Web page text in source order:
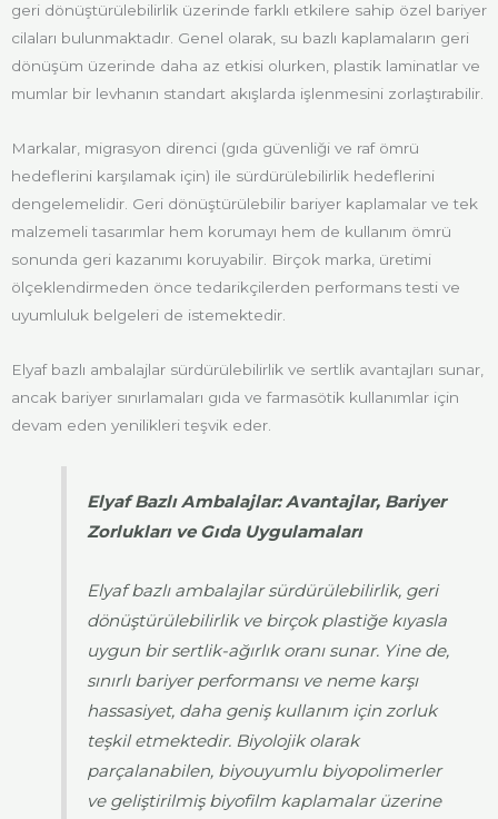
geri dönüştürülebilirlik üzerinde farklı etkilere sahip özel bariyer
cilaları bulunmaktadır. Genel olarak, su bazlı kaplamaların geri
dönüşüm üzerinde daha az etkisi olurken, plastik laminatlar ve
mumlar bir levhanın standart akışlarda işlenmesini zorlaştırabilir.
Markalar, migrasyon direnci (gıda güvenliği ve raf ömrü
hedeflerini karşılamak için) ile sürdürülebilirlik hedeflerini
dengelemelidir. Geri dönüştürülebilir bariyer kaplamalar ve tek
malzemeli tasarımlar hem korumayı hem de kullanım ömrü
sonunda geri kazanımı koruyabilir. Birçok marka, üretimi
ölçeklendirmeden önce tedarikçilerden performans testi ve
uyumluluk belgeleri de istemektedir.
Elyaf bazlı ambalajlar sürdürülebilirlik ve sertlik avantajları sunar,
ancak bariyer sınırlamaları gıda ve farmasötik kullanımlar için
devam eden yenilikleri teşvik eder.
Elyaf Bazlı Ambalajlar: Avantajlar, Bariyer
Zorlukları ve Gıda Uygulamaları
Elyaf bazlı ambalajlar sürdürülebilirlik, geri
dönüştürülebilirlik ve birçok plastiğe kıyasla
uygun bir sertlik-ağırlık oranı sunar. Yine de,
sınırlı bariyer performansı ve neme karşı
hassasiyet, daha geniş kullanım için zorluk
teşkil etmektedir. Biyolojik olarak
parçalanabilen, biyouyumlu biyopolimerler
ve geliştirilmiş biyofilm kaplamalar üzerine